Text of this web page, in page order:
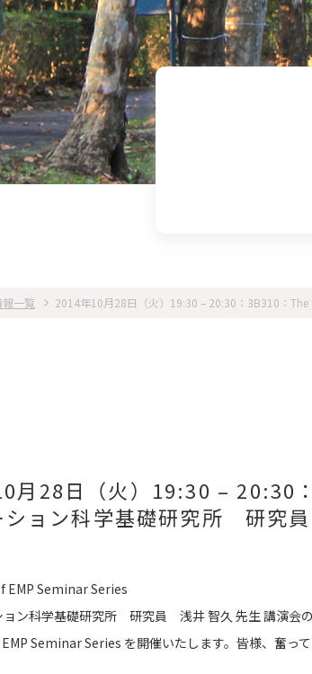
報一覧 2014年10月28日（火）19:30 – 20:30：3B310：
月28日（火）19:30 –
ション科学基礎研究所 研究
Seminar Series
ョン科学基礎研究所 研究員 浅井 智久 先生 講演会
Seminar Series を開催いたします。皆様、奮って